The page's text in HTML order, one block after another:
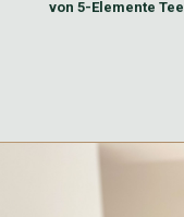
von 5-Elemente Tee